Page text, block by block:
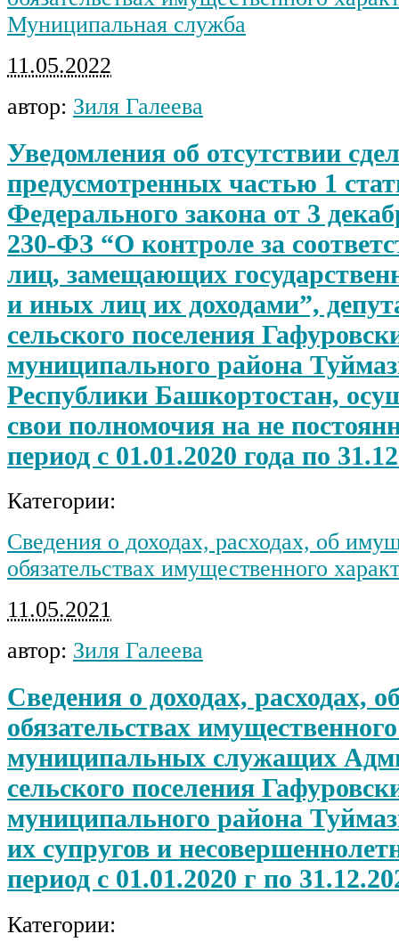
Муниципальная служба
11.05.2022
автор: Зиля Галеева
Уведомления об отсутствии
предусмотренных частью 1
Федерального закона от 3
230-ФЗ “О контроле за
лиц, замещающих
и иных лиц их доходами”,
сельского поселения
муниципального района
Республики Башкортостан,
свои полномочия на не
период с 01.01.2020 года по
Категории:
Сведения о доходах, расходах, об
обязательствах имущественного
11.05.2021
автор: Зиля Галеева
Сведения о доходах, расходах,
обязательствах
муниципальных служащих
сельского поселения
муниципального района
их супругов и
период с 01.01.2020 г по
Категории: